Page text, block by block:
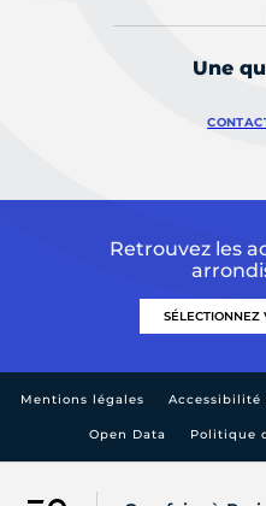
Une
Retrouvez les
Mentions légales Accessibilité
Open Data Politique